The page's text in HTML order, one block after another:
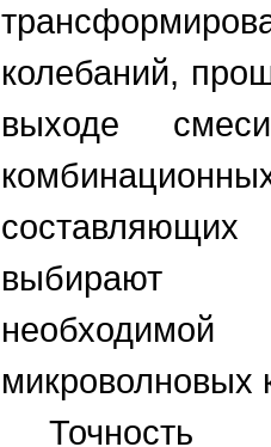
колебаний,
выходе
выбирают
микроволновых
Точность